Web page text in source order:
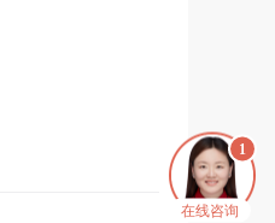
在线咨询